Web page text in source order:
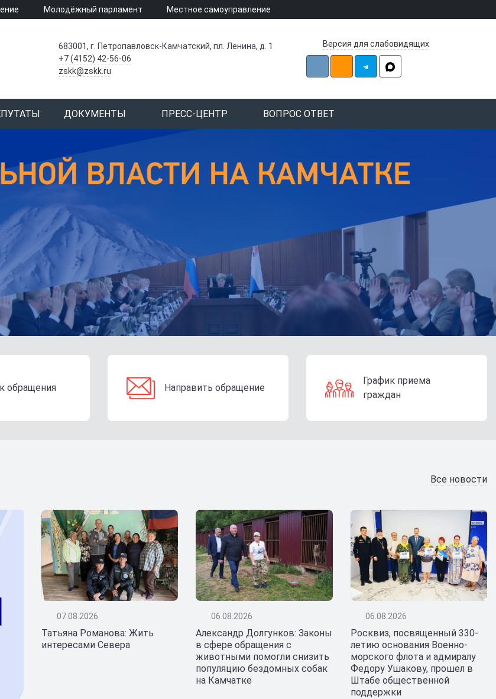
Молодёжный парламент Местное самоуправление
683001, г. Петропавловск-Камчатский, пл. Ленина, д. 1
+7 (4152) 42-56-06
zskk@zskk.ru
Версия для слабовидящих
ДОКУМЕНТЫ ПРЕСС-ЦЕНТР ВОПРОС ОТВЕТ
приглашают жителей Камчатского края
приглашают жителей Камчатского края
обращения Направить обращение
График приема
граждан
Все новости
07.08.2026
Татьяна Романова: Жить
интересами Севера
06.08.2026
Александр Долгунков: Законы
в сфере обращения с
животными помогли снизить
популяцию бездомных собак
на Камчатке
06.08.2026
Росквиз, посвященный 330-
летию основания Военно-
морского флота и адмиралу
Федору Ушакову, прошел в
Штабе общественной
поддержки